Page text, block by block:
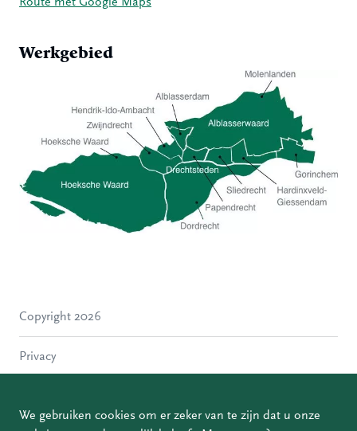
We gebruiken cookies om er zeker van te zijn dat u onze
Werkgebied
Molenlanden
Papendrecht
Gorinchem
Copyright 2026
Privacy